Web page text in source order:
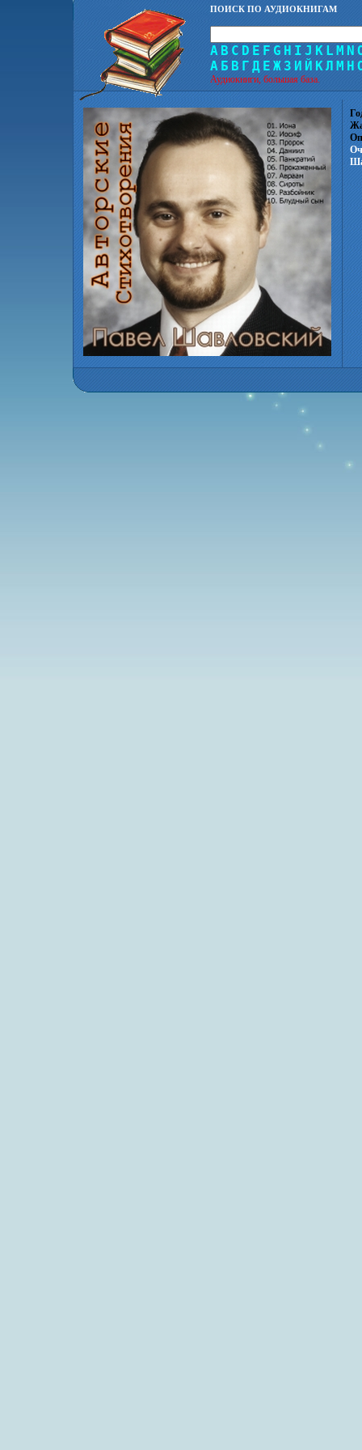
ПОИСК ПО АУДИОКНИГАМ
A B C D E F G H I J K L M N
А Б В Г Д Е Ж З И Й КЛ М Н
Аудиокниги, большая база.